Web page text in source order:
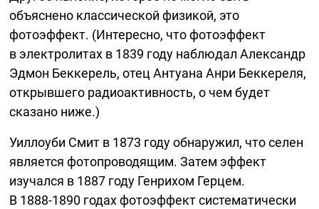
объяснено классической физикой, это
фотоэффект. (Интересно, что фотоэффект
в электролитах в 1839 году наблюдал Александр
Эдмон Беккерель, отец Антуана Анри Беккереля,
открывшего радиоактивность, о чем будет
сказано ниже.)
Уиллоуби Смит в 1873 году обнаружил, что селен
является фотопроводящим. Затем эффект
изучался в 1887 году Генрихом Герцем.
В 1888-1890 годах фотоэффект систематически